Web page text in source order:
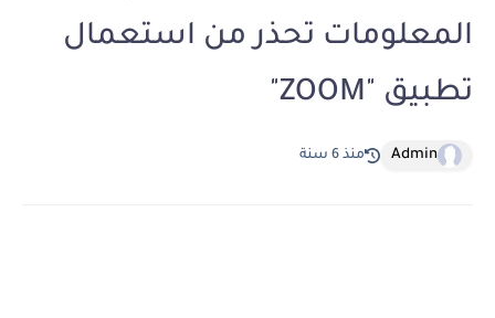
المعلومات تحذر من استعمال
تطبيق "ZOOM"
Admin منذ 6 سنة